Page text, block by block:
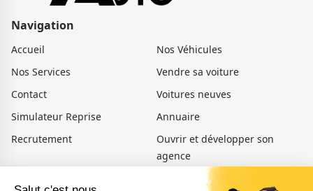
Navigation
Accueil
Nos Véhicules
Nos Services
Vendre sa voiture
Contact
Voitures neuves
Simulateur Reprise
Annuaire
Recrutement
Ouvrir et développer son
agence
Voiture occasion Amiens